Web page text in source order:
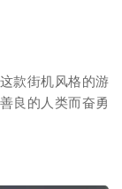
款街机风格的游
良的人类而奋勇